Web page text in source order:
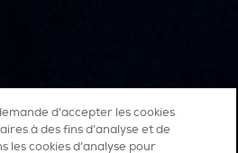
d'accepter les cookies
à des fins d'analyse et de
les cookies d’analyse pour